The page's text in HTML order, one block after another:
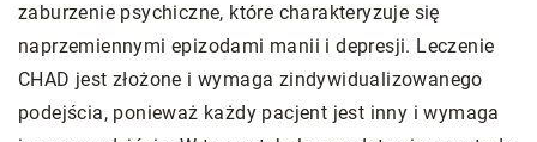
zaburzenie psychiczne, które charakteryzuje się
naprzemiennymi epizodami manii i depresji. Leczenie
CHAD jest złożone i wymaga zindywidualizowanego
podejścia, ponieważ każdy pacjent jest inny i wymaga